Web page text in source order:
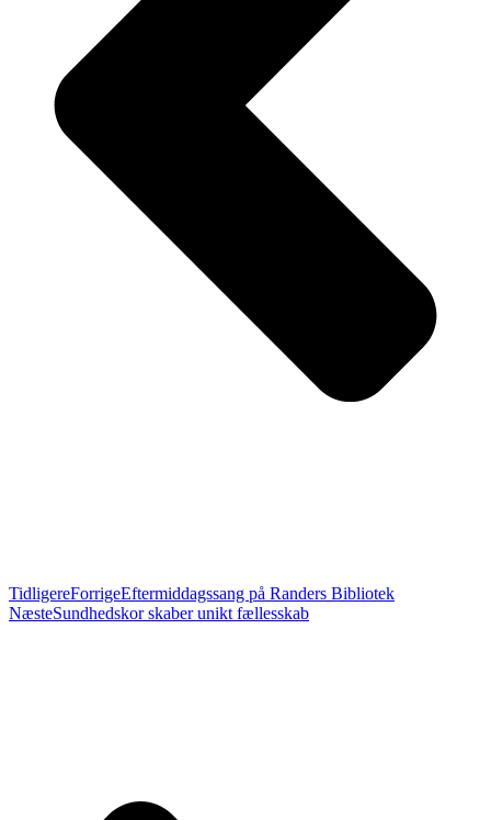
TidligereForrigeEftermiddagssang på Randers Bibliotek
NæsteSundhedskor skaber unikt fællesskab